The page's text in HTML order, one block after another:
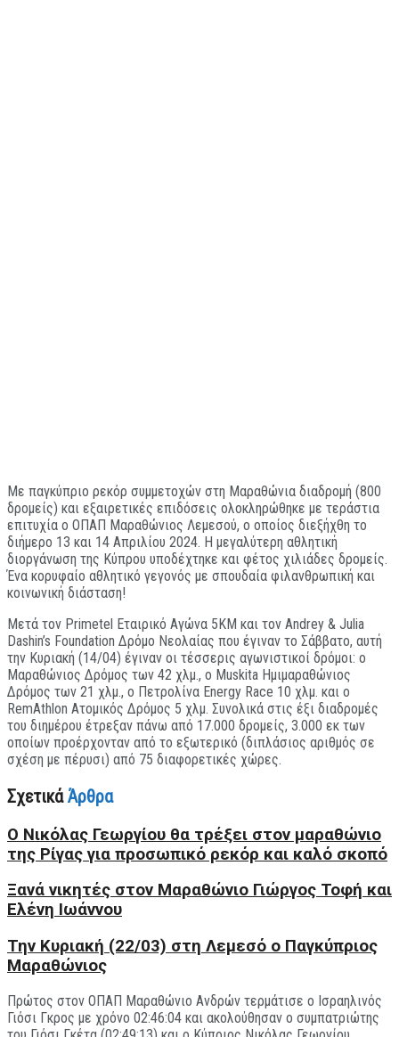
Με παγκύπριο ρεκόρ συμμετοχών στη Μαραθώνια διαδρομή (800
δρομείς) και εξαιρετικές επιδόσεις ολοκληρώθηκε με τεράστια
επιτυχία ο ΟΠΑΠ Μαραθώνιος Λεμεσού, ο οποίος διεξήχθη το
διήμερο 13 και 14 Απριλίου 2024. Η μεγαλύτερη αθλητική
διοργάνωση της Κύπρου υποδέχτηκε και φέτος χιλιάδες δρομείς.
Ένα κορυφαίο αθλητικό γεγονός με σπουδαία φιλανθρωπική και
κοινωνική διάσταση!
Μετά τον Primetel Εταιρικό Αγώνα 5ΚΜ και τον Andrey & Julia
Dashin’s Foundation Δρόμο Νεολαίας που έγιναν το Σάββατο, αυτή
την Κυριακή (14/04) έγιναν οι τέσσερις αγωνιστικοί δρόμοι: ο
Μαραθώνιος Δρόμος των 42 χλμ., ο Muskita Ημιμαραθώνιος
Δρόμος των 21 χλμ., ο Πετρολίνα Energy Race 10 χλμ. και ο
RemAthlon Ατομικός Δρόμος 5 χλμ. Συνολικά στις έξι διαδρομές
του διημέρου έτρεξαν πάνω από 17.000 δρομείς, 3.000 εκ των
οποίων προέρχονταν από το εξωτερικό (διπλάσιος αριθμός σε
σχέση με πέρυσι) από 75 διαφορετικές χώρες.
ΣχετικάΆρθρα
O Nικόλας Γεωργίου θα τρέξει στον μαραθώνιο
της Ρίγας για προσωπικό ρεκόρ και καλό σκοπό
Ξανά νικητές στον Μαραθώνιο Γιώργος Τοφή και
Ελένη Ιωάννου
Την Κυριακή (22/03) στη Λεμεσό ο Παγκύπριος
Μαραθώνιος
Πρώτος στον ΟΠΑΠ Μαραθώνιο Ανδρών τερμάτισε ο Ισραηλινός
Γιόσι Γκρος με χρόνο 02:46:04 και ακολούθησαν ο συμπατριώτης